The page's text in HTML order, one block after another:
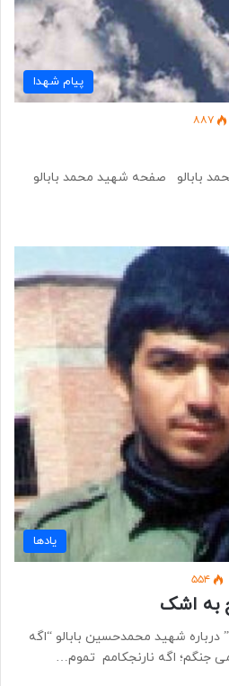
پیام شهدا
۸۸۷
بابالو صفحه شهید محمد بابالو
یادها
۵۵۴
به اشک
درباره شهید محمدحسین بابالو “اگه
جنگم؛ اگه نارنجکامم تموم…